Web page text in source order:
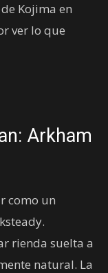
Kojima en
ver lo que
Arkham
como un
rienda suelta a
natural. La